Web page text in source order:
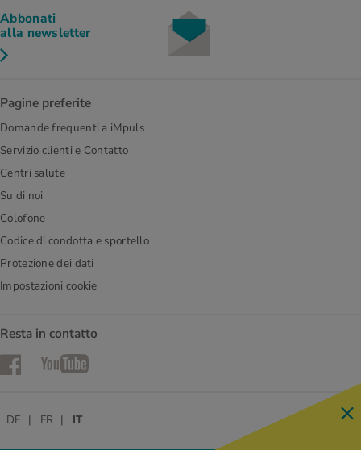
Abbonati
alla newsletter
Pagine preferite
Domande frequenti a iMpuls
Servizio clienti e Contatto
Centri salute
Su di noi
Colofone
Codice di condotta e sportello
Protezione dei dati
Impostazioni cookie
Resta in contatto
FacebookYouTube
DE FR IT